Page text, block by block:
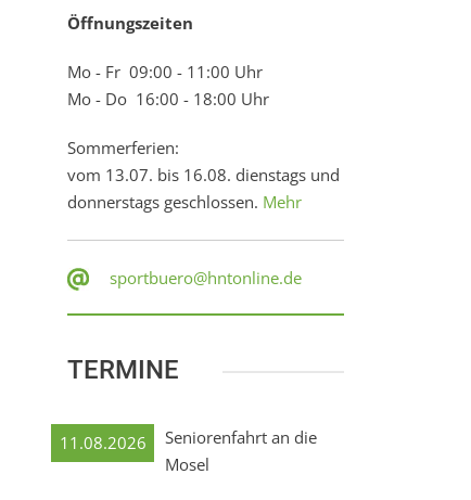
Öffnungszeiten
Mo - Fr 09:00 - 11:00 Uhr
Mo - Do 16:00 - 18:00 Uhr
Sommerferien:
vom 13.07. bis 16.08. dienstags und
donnerstags geschlossen. Mehr
sportbuero@hntonline.de
TERMINE
11.08.2026
Seniorenfahrt an die
Mosel